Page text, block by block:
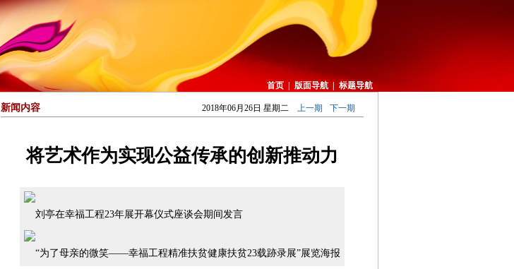
首页 版面导航 标题导航
新闻内容 2018年06月26日 星期二 上一期 下一期
将艺术作为实现公益传承的创新推动力
刘亭在幸福工程23年展开幕仪式座谈会期间发言
“为了母亲的微笑——幸福工程精准扶贫健康扶贫23载跡录展”展览海报